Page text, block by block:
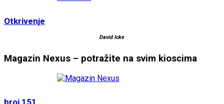
Otkrivenje
David Icke
Magazin Nexus – potražite na svim kioscima
broj 151